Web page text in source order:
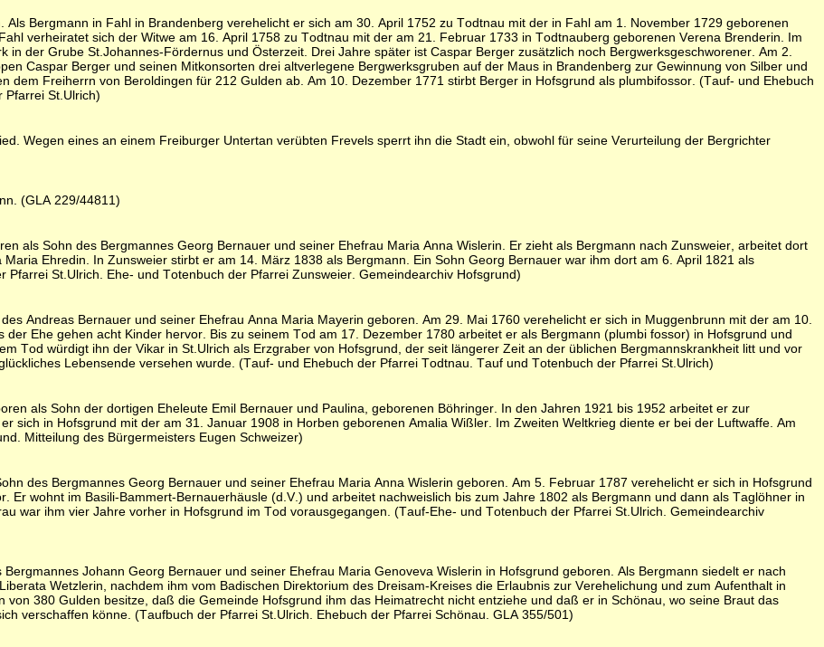
Bergmann in Fahl in Brandenberg verehelicht er sich am 30. April 1752 zu Todtnau mit der in Fahl am 1. November 1729 geborenen
verheiratet sich der Witwe am 16. April 1758 zu Todtnau mit der am 21. Februar 1733 in Todtnauberg geborenen Verena Brenderin. Im
der Grube St.Johannes-Fördernus und Österzeit. Drei Jahre später ist Caspar Berger zusätzlich noch Bergwerksgeschworener. Am 2.
Caspar Berger und seinen Mitkonsorten drei altverlegene Bergwerksgruben auf der Maus in Brandenberg zur Gewinnung von Silber und
dem Freiherrn von Beroldingen für 212 Gulden ab. Am 10. Dezember 1771 stirbt Berger in Hofsgrund als plumbifossor. (Tauf- und Ehebuch
Pfarrei St.Ulrich)
Wegen eines an einem Freiburger Untertan verübten Frevels sperrt ihn die Stadt ein, obwohl für seine Verurteilung der Bergrichter
(GLA 229/44811)
als Sohn des Bergmannes Georg Bernauer und seiner Ehefrau Maria Anna Wislerin. Er zieht als Bergmann nach Zunsweier, arbeitet dort
Ehredin. In Zunsweier stirbt er am 14. März 1838 als Bergmann. Ein Sohn Georg Bernauer war ihm dort am 6. April 1821 als
St.Ulrich. Ehe- und Totenbuch der Pfarrei Zunsweier. Gemeindearchiv Hofsgrund)
Andreas Bernauer und seiner Ehefrau Anna Maria Mayerin geboren. Am 29. Mai 1760 verehelicht er sich in Muggenbrunn mit der am 10.
Ehe gehen acht Kinder hervor. Bis zu seinem Tod am 17. Dezember 1780 arbeitet er als Bergmann (plumbi fossor) in Hofsgrund und
Tod würdigt ihn der Vikar in St.Ulrich als Erzgraber von Hofsgrund, der seit längerer Zeit an der üblichen Bergmannskrankheit litt und vor
Lebensende versehen wurde. (Tauf- und Ehebuch der Pfarrei Todtnau. Tauf und Totenbuch der Pfarrei St.Ulrich)
als Sohn der dortigen Eheleute Emil Bernauer und Paulina, geborenen Böhringer. In den Jahren 1921 bis 1952 arbeitet er zur
sich in Hofsgrund mit der am 31. Januar 1908 in Horben geborenen Amalia Wißler. Im Zweiten Weltkrieg diente er bei der Luftwaffe. Am
Mitteilung des Bürgermeisters Eugen Schweizer)
des Bergmannes Georg Bernauer und seiner Ehefrau Maria Anna Wislerin geboren. Am 5. Februar 1787 verehelicht er sich in Hofsgrund
Er wohnt im Basili-Bammert-Bernauerhäusle (d.V.) und arbeitet nachweislich bis zum Jahre 1802 als Bergmann und dann als Taglöhner in
war ihm vier Jahre vorher in Hofsgrund im Tod vorausgegangen. (Tauf-Ehe- und Totenbuch der Pfarrei St.Ulrich. Gemeindearchiv
Johann Georg Bernauer und seiner Ehefrau Maria Genoveva Wislerin in Hofsgrund geboren. Als Bergmann siedelt er nach
Wetzlerin, nachdem ihm vom Badischen Direktorium des Dreisam-Kreises die Erlaubnis zur Verehelichung und zum Aufenthalt in
380 Gulden besitze, daß die Gemeinde Hofsgrund ihm das Heimatrecht nicht entziehe und daß er in Schönau, wo seine Braut das
verschaffen könne. (Taufbuch der Pfarrei St.Ulrich. Ehebuch der Pfarrei Schönau. GLA 355/501)